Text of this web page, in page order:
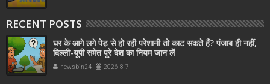
RECENT POSTS
घर के आगे लगे पेड़ से हो रही परेशानी तो काट सकते हैं? पंजाब ही नहीं,
दिल्‍ली-यूपी समेत पूरे देश का नियम जान लें
newsbin24 2026-8-7